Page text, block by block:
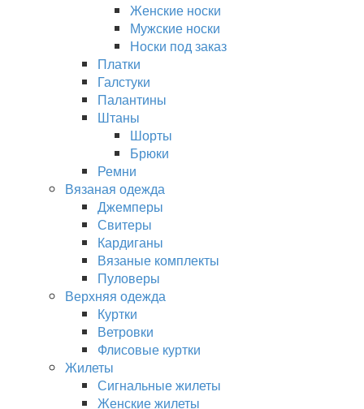
Женские носки
Мужские носки
Носки под заказ
Платки
Галстуки
Палантины
Штаны
Шорты
Брюки
Ремни
Вязаная одежда
Джемперы
Свитеры
Кардиганы
Вязаные комплекты
Пуловеры
Верхняя одежда
Куртки
Ветровки
Флисовые куртки
Жилеты
Сигнальные жилеты
Женские жилеты